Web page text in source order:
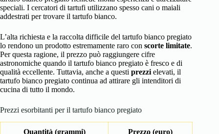
speciali. I cercatori di tartufi utilizzano spesso cani o maiali
addestrati per trovare il tartufo bianco.
L’alta richiesta e la raccolta difficile del tartufo bianco pregiato
lo rendono un prodotto estremamente raro con scorte limitate.
Per questa ragione, il prezzo può raggiungere cifre
astronomiche quando il tartufo bianco pregiato è fresco e di
qualità eccellente. Tuttavia, anche a questi prezzi elevati, il
tartufo bianco pregiato continua ad attirare gli intenditori di
cucina di tutto il mondo.
Prezzi esorbitanti per il tartufo bianco pregiato
Quantità (grammi) Prezzo (euro)